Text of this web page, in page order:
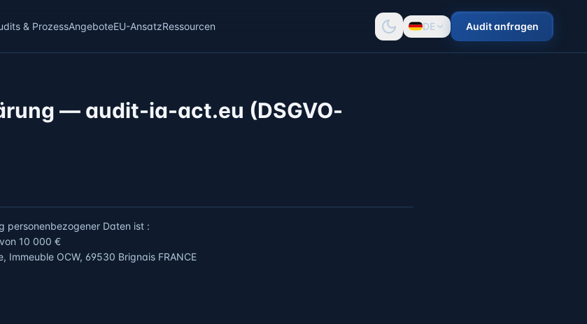
& ProzessAngeboteEU-AnsatzRessourcen DE Audit anfragen
— audit-ia-act.eu (DSGVO-
personenbezogener Daten ist :
10 000 €
Immeuble OCW, 69530 Brignais FRANCE